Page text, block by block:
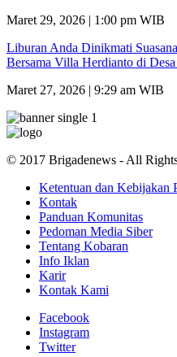
Maret 29, 2026 | 1:00 pm WIB
Liburan Anda Dinikmati
Bersama Villa Herdianto di
Maret 27, 2026 | 9:29 am WIB
© 2017 Brigadenews - All
Ketentuan dan Kebijakan
Kontak
Panduan Komunitas
Pedoman Media Siber
Tentang Kobaran
Info Iklan
Karir
Kontak Kami
Facebook
Instagram
Twitter